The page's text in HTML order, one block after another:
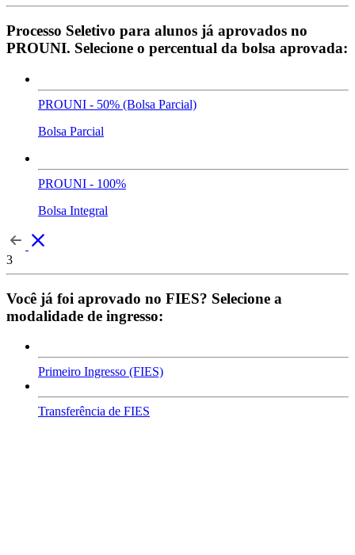
Processo Seletivo para alunos já aprovados no
PROUNI. Selecione o percentual da bolsa aprovada:
PROUNI - 50% (Bolsa Parcial)
Bolsa Parcial
PROUNI - 100%
Bolsa Integral
3
Você já foi aprovado no FIES? Selecione a
modalidade de ingresso:
Primeiro Ingresso (FIES)
Transferência de FIES